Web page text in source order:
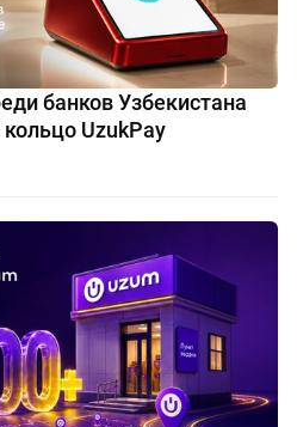
банков Узбекистана
UzukPay